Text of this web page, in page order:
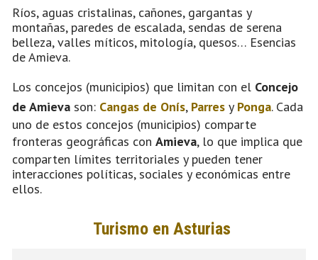
Ríos, aguas cristalinas, cañones, gargantas y
montañas, paredes de escalada, sendas de serena
belleza, valles míticos, mitología, quesos… Esencias
de Amieva.
Los concejos (municipios) que limitan con el Concejo
de Amieva son: Cangas de Onís, Parres y Ponga. Cada
uno de estos concejos (municipios) comparte
fronteras geográficas con Amieva, lo que implica que
comparten límites territoriales y pueden tener
interacciones políticas, sociales y económicas entre
ellos.